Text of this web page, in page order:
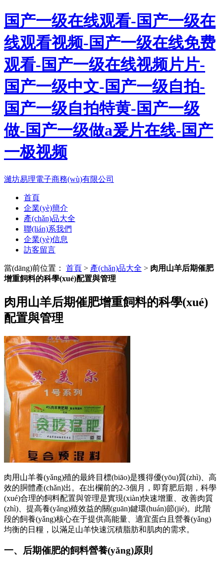
国产一级在线观看-国产一级在
线观看视频-国产一级在线免费
观看-国产一级在线视频片片-
国产一级中文-国产一级自拍-
国产一级自拍特黄-国产一级
做-国产一级做a爰片在线-国产
一极视频
濰坊易理電子商務(wù)有限公司
首頁
企業(yè)簡介
產(chǎn)品大全
聯(lián)系我們
企業(yè)信息
訪客留言
當(dāng)前位置： 首頁 > 產(chǎn)品大全 > 肉用山羊后期催肥
增重飼料的科學(xué)配置與管理
肉用山羊后期催肥增重飼料的科學(xué)
配置與管理
肉用山羊養(yǎng)殖的最終目標(biāo)是獲得優(yōu)質(zhì)、高
效的胴體產(chǎn)出。在出欄前的2-3個月，即育肥后期，科學
(xué)合理的飼料配置與管理是實現(xiàn)快速增重、改善肉質
(zhì)、提高養(yǎng)殖效益的關(guān)鍵環(huán)節(jié)。此階
段的飼養(yǎng)核心在于提供高能量、適宜蛋白且營養(yǎng)
均衡的日糧，以滿足山羊快速沉積脂肪和肌肉的需求。
一、后期催肥的飼料營養(yǎng)原則